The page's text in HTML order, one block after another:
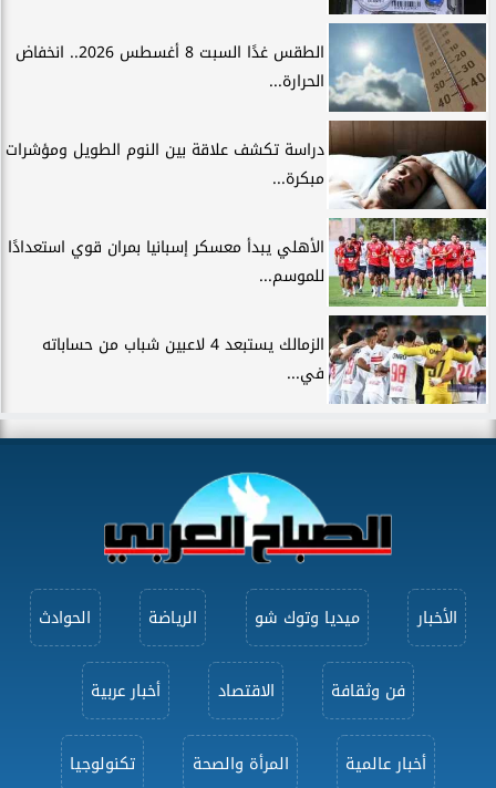
الطقس غدًا السبت 8 أغسطس 2026.. انخفاض
الحرارة...
دراسة تكشف علاقة بين النوم الطويل ومؤشرات
مبكرة...
الأهلي يبدأ معسكر إسبانيا بمران قوي استعدادًا
للموسم...
الزمالك يستبعد 4 لاعبين شباب من حساباته
في...
الأخبار ميديا وتوك شو الرياضة الحوادث
فن وثقافة الاقتصاد أخبار عربية
أخبار عالمية المرأة والصحة تكنولوجيا